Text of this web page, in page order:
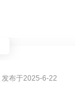
发布于2025-6-22